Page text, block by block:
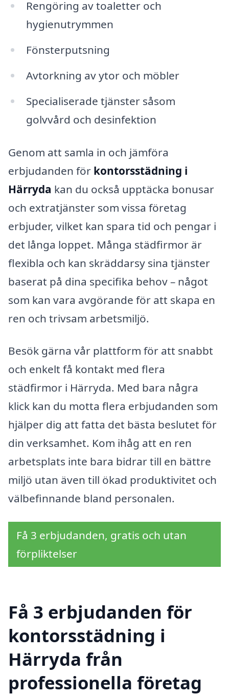
Rengöring av toaletter och
hygienutrymmen
Fönsterputsning
Avtorkning av ytor och möbler
Specialiserade tjänster såsom
golvvård och desinfektion
Genom att samla in och jämföra
erbjudanden för kontorsstädning i
Härryda kan du också upptäcka bonusar
och extratjänster som vissa företag
erbjuder, vilket kan spara tid och pengar i
det långa loppet. Många städfirmor är
flexibla och kan skräddarsy sina tjänster
baserat på dina specifika behov – något
som kan vara avgörande för att skapa en
ren och trivsam arbetsmiljö.
Besök gärna vår plattform för att snabbt
och enkelt få kontakt med flera
städfirmor i Härryda. Med bara några
klick kan du motta flera erbjudanden som
hjälper dig att fatta det bästa beslutet för
din verksamhet. Kom ihåg att en ren
arbetsplats inte bara bidrar till en bättre
miljö utan även till ökad produktivitet och
välbefinnande bland personalen.
Få 3 erbjudanden, gratis och utan
förpliktelser
Få 3 erbjudanden för
kontorsstädning i
Härryda från
professionella företag